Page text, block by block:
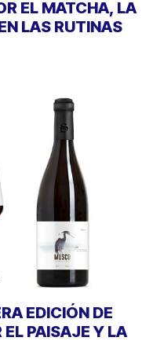
EL MATCHA, LA
LAS RUTINAS
EDICIÓN DE
PAISAJE Y LA